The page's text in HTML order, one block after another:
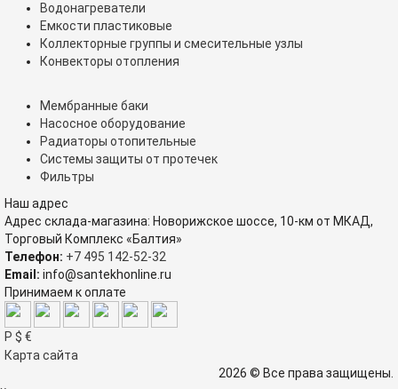
Водонагреватели
Емкости пластиковые
Коллекторные группы и смесительные узлы
Конвекторы отопления
Мембранные баки
Насосное оборудование
Радиаторы отопительные
Системы защиты от протечек
Фильтры
Наш адрес
Адрес склада-магазина: Новорижское шоссе, 10-км от МКАД,
Торговый Комплекс «Балтия»
Телефон: +7 495 142-52-32
Email: info@santekhonline.ru
Принимаем к оплате
Р $ €
Карта сайта
2026 © Все права защищены.